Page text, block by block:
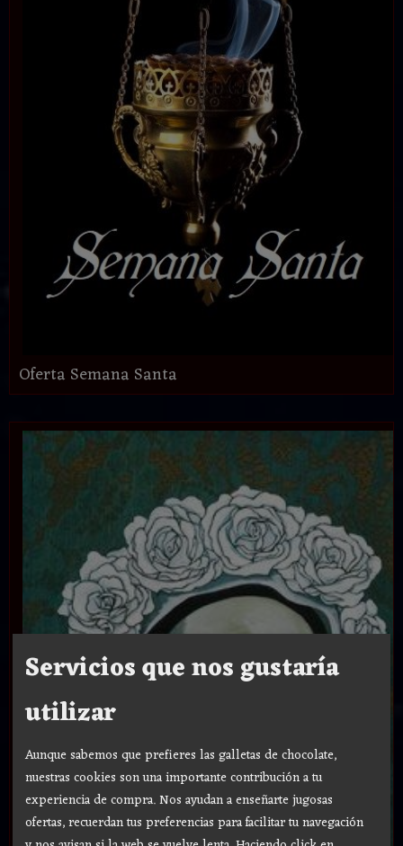
Oferta Semana Santa
Servicios que nos gustaría
utilizar
Aunque sabemos que prefieres las galletas de chocolate,
nuestras cookies son una importante contribución a tu
experiencia de compra. Nos ayudan a enseñarte jugosas
ofertas, recuerdan tus preferencias para facilitar tu navegación